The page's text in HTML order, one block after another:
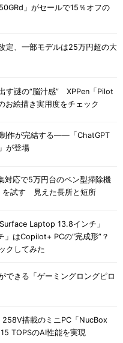
」がセールで15％オフの
定、一部モデルは25万円超の大
す謎の“脳汁感” XPPen「Pilot
お絵描き実用度をチェック
作が完結する――「ChatGPT
が登場
対応で5万円台のペン型掃除機
を試す 見えた長所と短所
Laptop 13.8インチ」
」はCopilot+ PCの“完成形”？
クしてみた
できる「ゲーミングロングピロ
搭載のミニPC「NucBox
TOPSのAI性能を実現